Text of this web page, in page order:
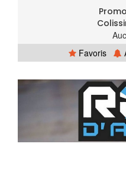
Promo
Favoris